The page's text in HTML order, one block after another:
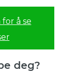
å se
deg?